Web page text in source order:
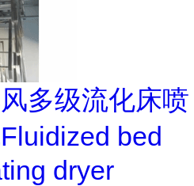
多级流化床喷
bed
dryer